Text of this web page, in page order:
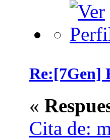
Re:[7Gen]
«
Cita de: